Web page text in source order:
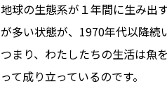
地球の生態系が１年間に生み出
が多い状態が、1970年代以降続
つまり、わたしたちの生活は魚
って成り立っているのです。